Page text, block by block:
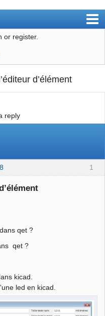
or register.
l’éditeur d’élément
reply
1
qet ?
qet ?
kicad.
led en kicad.